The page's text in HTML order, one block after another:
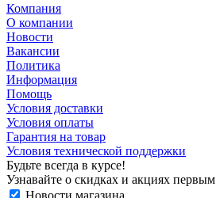
Компания
О компании
Новости
Вакансии
Политика
Информация
Помощь
Условия доставки
Условия оплаты
Гарантия на товар
Условия технической поддержки
Будьте всегда в курсе!
Узнавайте о скидках и акциях первым
Новости магазина